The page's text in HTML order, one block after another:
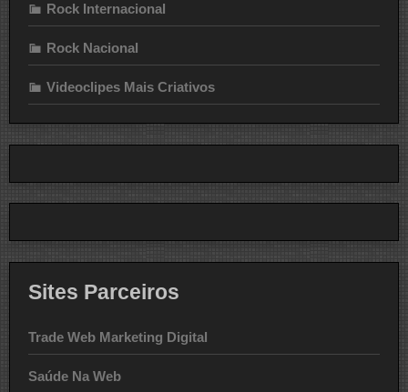
Rock Internacional
Rock Nacional
Videoclipes Mais Criativos
Sites Parceiros
Trade Web Marketing Digital
Saúde Na Web